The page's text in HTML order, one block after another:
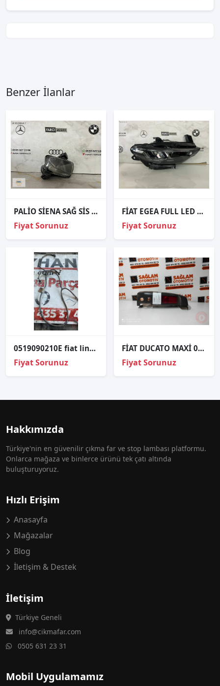
Benzer İlanlar
PALİO SİENA SAĞ SİS FARI ORJİNAL
Fiyat Sorunuz
FİAT EGEA FULL LED SAĞ FAR ORJİNAL 5221328200
Fiyat Sorunuz
0519090210E fiat linea 15 arka tampon park sensörü tesisatı
Fiyat Sorunuz
FİAT DUCATO MAXİ 07-14 SAĞ ARKA SİS LAMBASI OEM; 469607486
Fiyat Sorunuz
Hakkımızda
Türkiye'nin en güvenilir çıkma far ve stop lambası platformu.
Onlarca mağaza ve binlerce ürünü tek çatı altında
buluşturuyoruz.
Hızlı Erişim
Anasayfa
Mağazalar
Blog
İletişim & Destek
İletişim
Türkiye Geneli
info@cikmafar.com
0505 631 23 31
Mobil Uygulamamız